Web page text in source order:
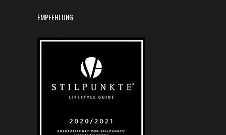
EMPFEHLUNG